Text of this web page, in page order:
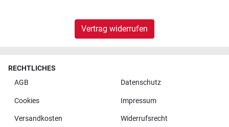
Vertrag widerrufen
RECHTLICHES
AGB
Datenschutz
Cookies Impressum
Versandkosten Widerrufsrecht